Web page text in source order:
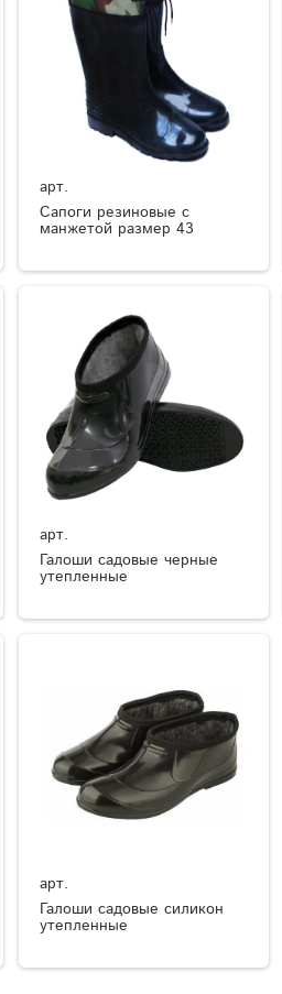
арт.
Сапоги резиновые с
манжетой размер 43
арт.
Галоши садовые черные
утепленные
арт.
Галоши садовые силикон
утепленные